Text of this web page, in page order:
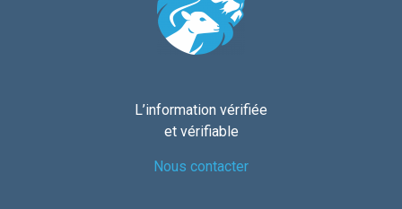
L’information vérifiée
et vérifiable
Nous contacter